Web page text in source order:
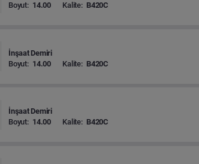
Boyut: 14.00 Kalite: B420C
İnşaat Demiri
Boyut: 14.00 Kalite: B420C
İnşaat Demiri
Boyut: 14.00 Kalite: B420C